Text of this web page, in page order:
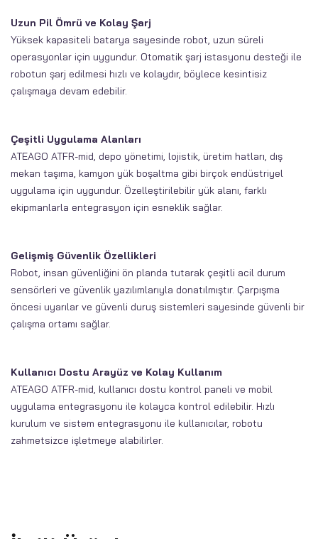
Uzun Pil Ömrü ve Kolay Şarj
Yüksek kapasiteli batarya sayesinde robot, uzun süreli
operasyonlar için uygundur. Otomatik şarj istasyonu desteği ile
robotun şarj edilmesi hızlı ve kolaydır, böylece kesintisiz
çalışmaya devam edebilir.
Çeşitli Uygulama Alanları
ATEAGO ATFR-mid, depo yönetimi, lojistik, üretim hatları, dış
mekan taşıma, kamyon yük boşaltma gibi birçok endüstriyel
uygulama için uygundur. Özelleştirilebilir yük alanı, farklı
ekipmanlarla entegrasyon için esneklik sağlar.
Gelişmiş Güvenlik Özellikleri
Robot, insan güvenliğini ön planda tutarak çeşitli acil durum
sensörleri ve güvenlik yazılımlarıyla donatılmıştır. Çarpışma
öncesi uyarılar ve güvenli duruş sistemleri sayesinde güvenli bir
çalışma ortamı sağlar.
Kullanıcı Dostu Arayüz ve Kolay Kullanım
ATEAGO ATFR-mid, kullanıcı dostu kontrol paneli ve mobil
uygulama entegrasyonu ile kolayca kontrol edilebilir. Hızlı
kurulum ve sistem entegrasyonu ile kullanıcılar, robotu
zahmetsizce işletmeye alabilirler.